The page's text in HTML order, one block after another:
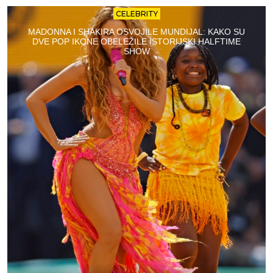
CELEBRITY
MADONNA I SHAKIRA OSVOJILE MUNDIJAL: KAKO SU
DVE POP IKONE OBELEŽILE ISTORIJSKI HALFTIME
SHOW